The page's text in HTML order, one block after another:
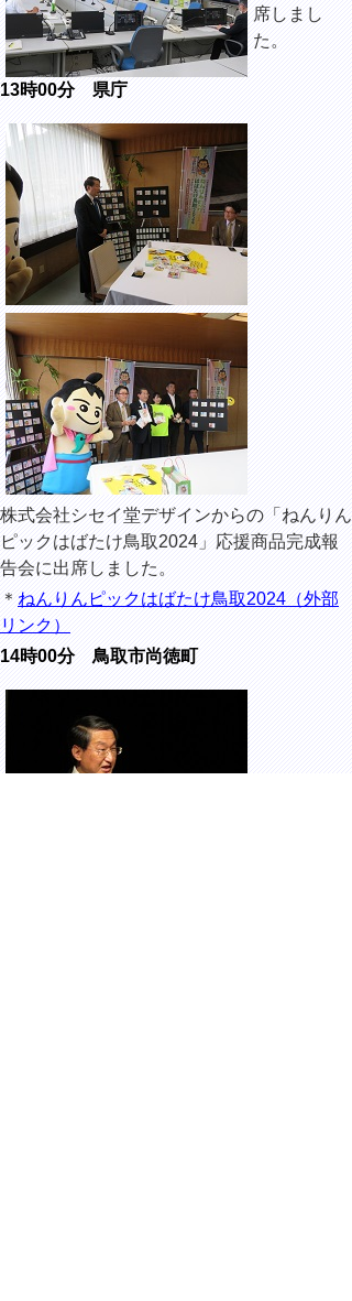
席しまし
た。
13時00分 県庁
株式会社シセイ堂デザインからの「ねんりん
ピックはばたけ鳥取2024」応援商品完成報
告会に出席しました。
＊ ねんりんピックはばたけ鳥取2024（外部
リンク）
14時00分 鳥取市尚徳町